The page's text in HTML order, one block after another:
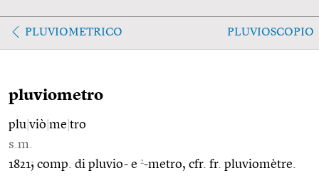
PLUVIOMETRICO PLUVIOSCOPIO
pluviometro
plu viò me tro
s.m.
1821; comp. di pluvio- e 2-metro, cfr. fr. pluviomètre.